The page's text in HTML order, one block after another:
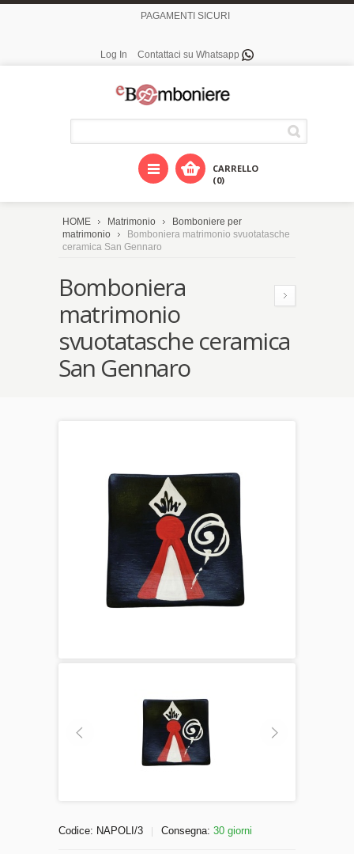
PAGAMENTI SICURI
Log In Contattaci su Whatsapp
CARRELLO
(0)
HOME Matrimonio
Bomboniere per
matrimonio
Bomboniera matrimonio svuotatasche
ceramica San Gennaro
Bomboniera
matrimonio
svuotatasche ceramica
San Gennaro
Codice: NAPOLI/3 Consegna: 30 giorni